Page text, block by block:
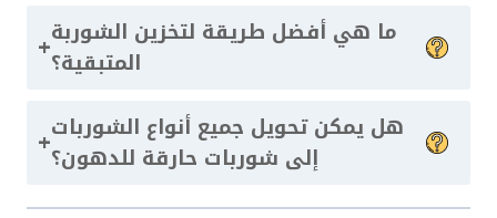
ما هي أفضل طريقة لتخزين الشوربة
المتبقية؟+
هل يمكن تحويل جميع أنواع الشوربات
إلى شوربات حارقة للدهون؟+